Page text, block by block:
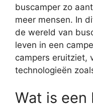
buscamper zo
meer mensen. In
de wereld van
leven in een
campers eruitziet,
technologieën
Wat is een